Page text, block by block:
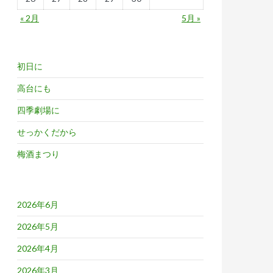
« 2月
5月 »
初日に
高台にも
四季劇場に
せっかくだから
梅酒まつり
2026年6月
2026年5月
2026年4月
2026年3月